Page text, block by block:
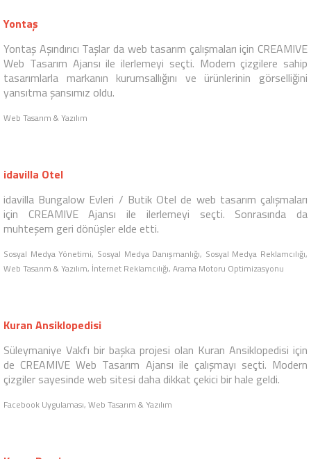
Otelistan
OtelistanOtel Rezervasyon Sistemi, oteller için modern ve mobil
uyumlu web siteleri hazırlayan yeni markamız. Ayrıca, masaüstü
otel programı ile otellerin tüm yönetim, muhasebe, rezervasyon
vb. ihtiyaçlarını karşılamaktadır.
Ticaret Çözümleri, Kurumsal Kimlik
Yontaş
Yontaş Aşındırıcı Taşlar da web tasarım çalışmaları için CREAMIVE
Web Tasarım Ajansı ile ilerlemeyi seçti. Modern çizgilere sahip
Web Tasarım & Yazılım
idavilla Otel
idavilla Bungalow Evleri / Butik Otel de web tasarım çalışmaları